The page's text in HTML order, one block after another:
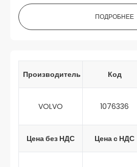
ПОДРОБНЕЕ
Производитель Код
VOLVO 1076336
Цена без НДС Цена с НДС